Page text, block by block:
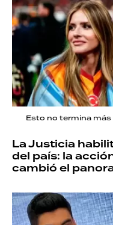
Esto no termina más
La Justicia
del país: la
cambió el